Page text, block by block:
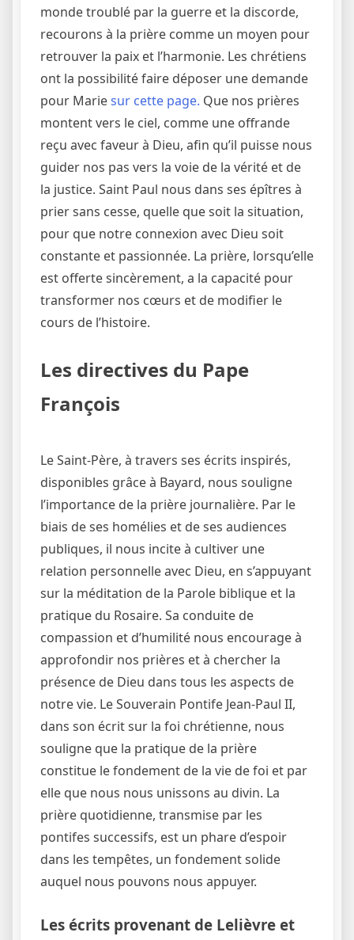
monde troublé par la guerre et la discorde,
recourons à la prière comme un moyen pour
retrouver la paix et l’harmonie. Les chrétiens
ont la possibilité faire déposer une demande
pour Mariesur cette page. Que nos prières
montent vers le ciel, comme une offrande
reçu avec faveur à Dieu, afin qu’il puisse nous
guider nos pas vers la voie de la vérité et de
la justice. Saint Paul nous dans ses épîtres à
prier sans cesse, quelle que soit la situation,
pour que notre connexion avec Dieu soit
constante et passionnée. La prière, lorsqu’elle
est offerte sincèrement, a la capacité pour
transformer nos cœurs et de modifier le
cours de l’histoire.
Les directives du Pape
François
Le Saint-Père, à travers ses écrits inspirés,
disponibles grâce à Bayard, nous souligne
l’importance de la prière journalière. Par le
biais de ses homélies et de ses audiences
publiques, il nous incite à cultiver une
relation personnelle avec Dieu, en s’appuyant
sur la méditation de la Parole biblique et la
pratique du Rosaire. Sa conduite de
compassion et d’humilité nous encourage à
approfondir nos prières et à chercher la
présence de Dieu dans tous les aspects de
notre vie. Le Souverain Pontife Jean-Paul II,
dans son écrit sur la foi chrétienne, nous
souligne que la pratique de la prière
constitue le fondement de la vie de foi et par
elle que nous nous unissons au divin. La
prière quotidienne, transmise par les
pontifes successifs, est un phare d’espoir
dans les tempêtes, un fondement solide
auquel nous pouvons nous appuyer.
Les écrits provenant de Lelièvre et